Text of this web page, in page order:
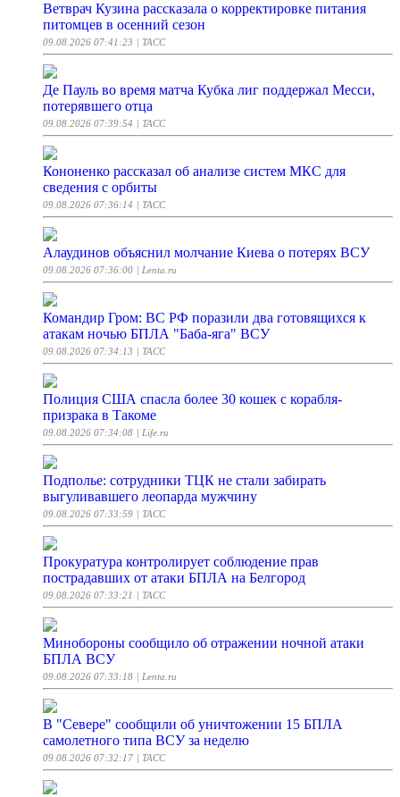
Ветврач Кузина рассказала о корректировке питания
питомцев в осенний сезон
09.08.2026 07:41:23 | ТАСС
Де Пауль во время матча Кубка лиг поддержал Месси,
потерявшего отца
09.08.2026 07:39:54 | ТАСС
Кононенко рассказал об анализе систем МКС для
сведения с орбиты
09.08.2026 07:36:14 | ТАСС
Алаудинов объяснил молчание Киева о потерях ВСУ
09.08.2026 07:36:00 | Lenta.ru
Командир Гром: ВС РФ поразили два готовящихся к
атакам ночью БПЛА "Баба-яга" ВСУ
09.08.2026 07:34:13 | ТАСС
Полиция США спасла более 30 кошек с корабля-
призрака в Такоме
09.08.2026 07:34:08 | Life.ru
Подполье: сотрудники ТЦК не стали забирать
выгуливавшего леопарда мужчину
09.08.2026 07:33:59 | ТАСС
Прокуратура контролирует соблюдение прав
пострадавших от атаки БПЛА на Белгород
09.08.2026 07:33:21 | ТАСС
Минобороны сообщило об отражении ночной атаки
БПЛА ВСУ
09.08.2026 07:33:18 | Lenta.ru
В "Севере" сообщили об уничтожении 15 БПЛА
самолетного типа ВСУ за неделю
09.08.2026 07:32:17 | ТАСС